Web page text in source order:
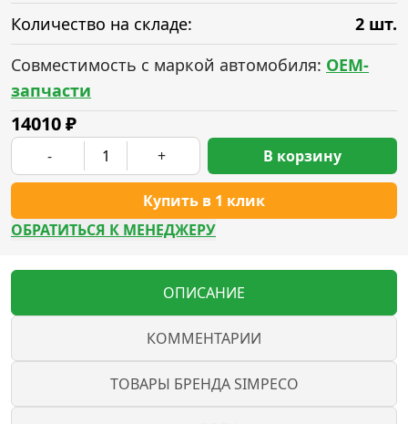
Количество на складе:
2 шт.
Совместимость с маркой автомобиля: OEM-
запчасти
14010₽
- +
Купить в 1 клик
В корзину
ОБРАТИТЬСЯ К МЕНЕДЖЕРУ
ОПИСАНИЕ
КОММЕНТАРИИ
ТОВАРЫ БРЕНДА SIMPECO